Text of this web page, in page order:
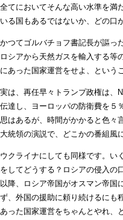
全てにおいてそんな高い水準を満
いる国もあるではないか、どの口
かつてゴルバチョフ書記長が謳っ
ロシアから天然ガスを輸入する等
にあった国家運営をせよ、という
実は、再任早々トランプ政権は、
伝達し、ヨーロッパの防衛費を５
思はあるが、時間がかかると色々
大統領の演説で、どこかの番組風
ウクライナにしても同様です。い
をしてどうする？ロシアの侵入の
以降、ロシア帝国がオスマン帝国
ず、外国の援助に頼り続けるにも
あった国家運営をちゃんとやれ、